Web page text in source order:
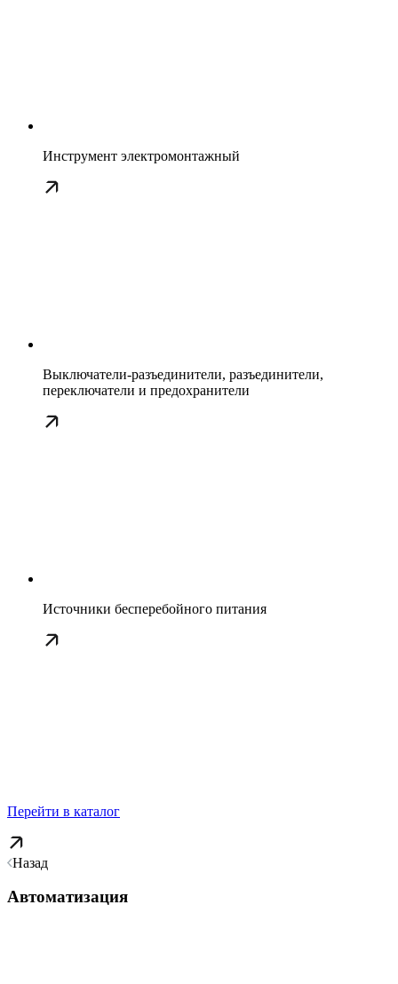
Инструмент электромонтажный
Выключатели-разъединители, разъединители,
переключатели и предохранители
Источники бесперебойного питания
Перейти в каталог
Назад
Автоматизация